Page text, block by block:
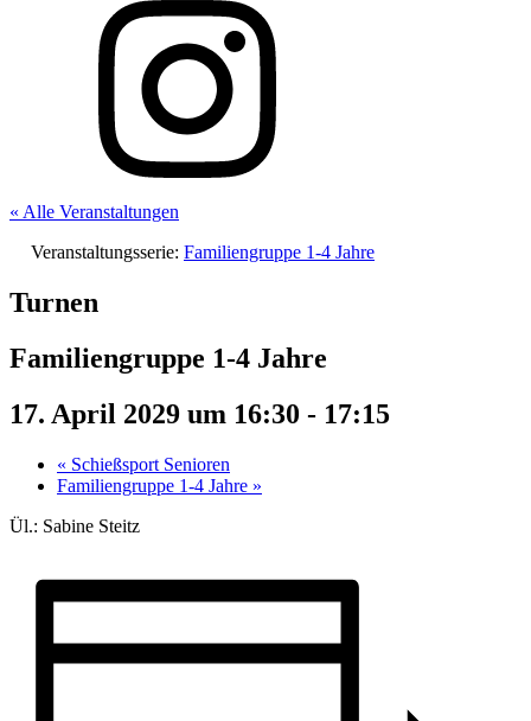
« Alle Veranstaltungen
Veranstaltungsserie: Familiengruppe 1-4 Jahre
Turnen
Familiengruppe 1-4 Jahre
17. April 2029 um 16:30 - 17:15
« Schießsport Senioren
Familiengruppe 1-4 Jahre »
Ül.: Sabine Steitz